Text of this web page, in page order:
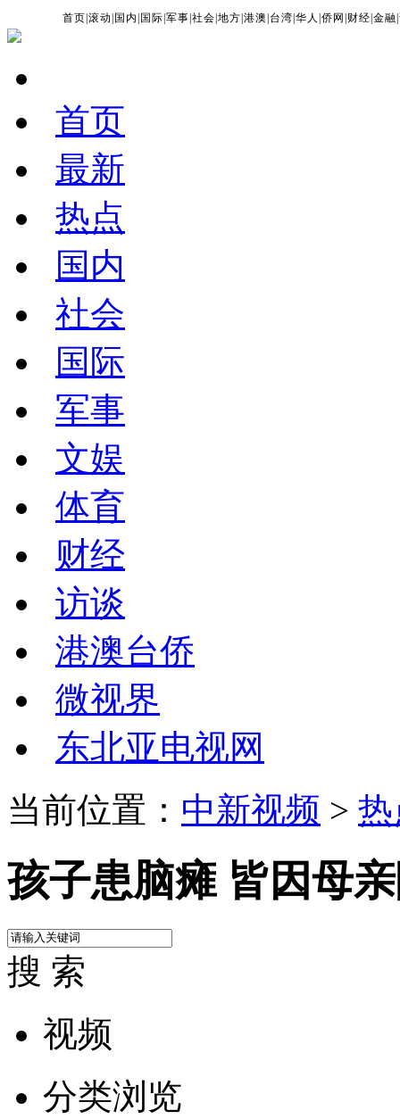
首页 |滚动 国内 国际 |军事 |社会 |地方 |港澳 台湾 |华人 |侨网 财经 |金融 |
首页
最新
热点
国内
社会
国际
军事
文娱
体育
财经
访谈
港澳台侨
微视界
东北亚电视网
当前位置： 中新视频 >
孩子患脑瘫 皆因母
搜 索
视频
分类浏览